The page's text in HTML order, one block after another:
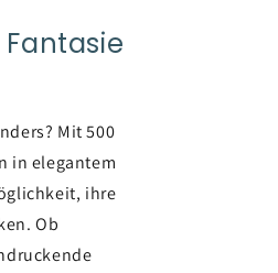
Fantasie
Mit 500
in elegantem
ihre
Ob